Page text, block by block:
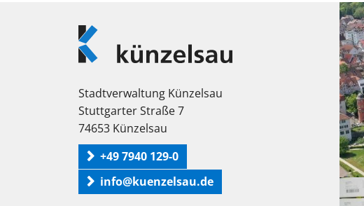
Logo
Künzelsau
Stadtverwaltung Künzelsau
Stuttgarter Straße 7
74653 Künzelsau
+49 7940 129-0
info@kuenzelsau.de